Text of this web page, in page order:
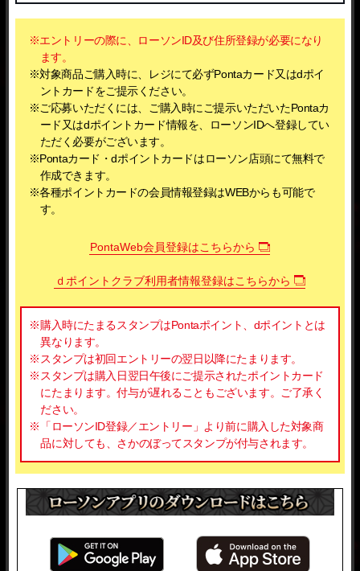
※エントリーの際に、ローソンID及び住所登録が必要になり
ます。
※対象商品ご購入時に、レジにて必ずPontaカード又はdポイ
ントカードをご提示ください。
※ご応募いただくには、ご購入時にご提示いただいたPontaカ
ード又はdポイントカード情報を、ローソンIDへ登録してい
ただく必要がございます。
※Pontaカード・dポイントカードはローソン店頭にて無料で
作成できます。
※各種ポイントカードの会員情報登録はWEBからも可能で
す。
PontaWeb会員登録はこちらから
ｄポイントクラブ利用者情報登録はこちらから
※購入時にたまるスタンプはPontaポイント、dポイントとは
異なります。
※スタンプは初回エントリーの翌日以降にたまります。
※スタンプは購入日翌日午後にご提示されたポイントカード
にたまります。付与が遅れることもございます。ご了承く
ださい。
※「ローソンID登録／エントリー」より前に購入した対象商
品に対しても、さかのぼってスタンプが付与されます。